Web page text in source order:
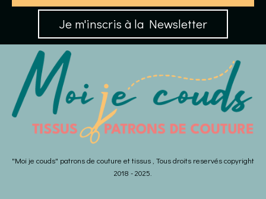
Je m'inscris à la Newsletter
"Moi je couds" patrons de couture et tissus , Tous droits reservés copyright
2018 - 2025.